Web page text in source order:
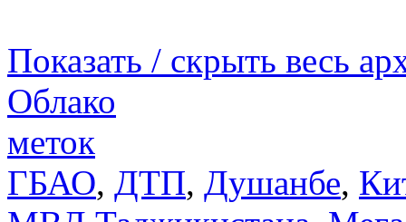
Показать / скрыть весь
Облако
меток
ГБАО, ДТП, Душанбе,